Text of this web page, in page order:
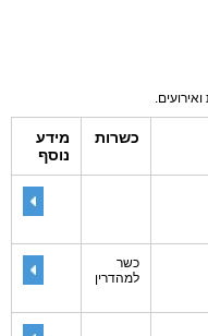
כשרות
מידע
נוסף
כשר
למהדרין